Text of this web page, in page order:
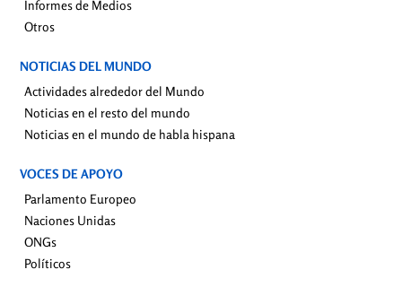
Informes de Medios
Otros
NOTICIAS DEL MUNDO
Actividades alrededor del Mundo
Noticias en el resto del mundo
Noticias en el mundo de habla hispana
VOCES DE APOYO
Parlamento Europeo
Naciones Unidas
ONGs
Políticos